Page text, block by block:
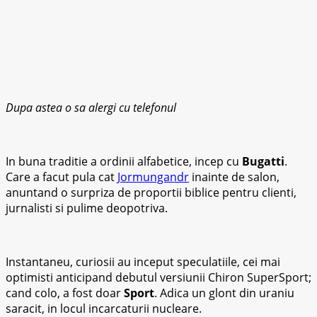
Dupa astea o sa alergi cu telefonul
In buna traditie a ordinii alfabetice, incep cu Bugatti.
Care a facut pula cat Jormungandr inainte de salon,
anuntand o surpriza de proportii biblice pentru clienti,
jurnalisti si pulime deopotriva.
Instantaneu, curiosii au inceput speculatiile, cei mai
optimisti anticipand debutul versiunii Chiron SuperSport;
cand colo, a fost doarSport. Adica un glont din uraniu
saracit, in locul incarcaturii nucleare.